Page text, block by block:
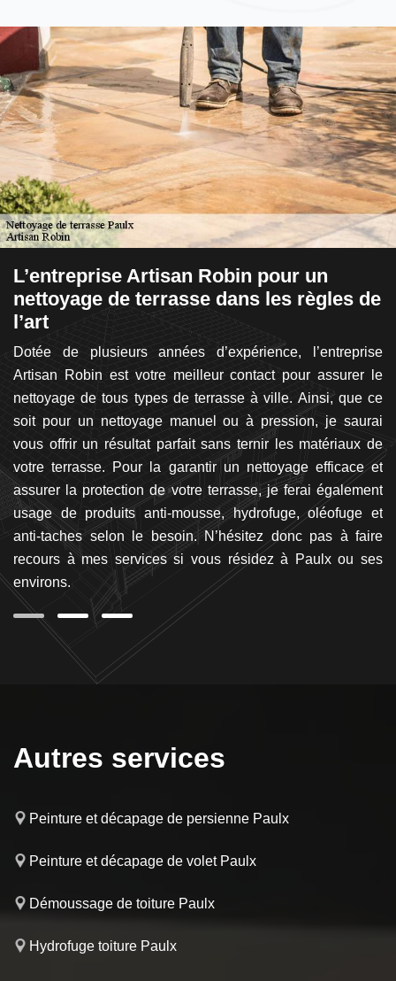
L’entreprise Artisan Robin pour un
nettoyage de terrasse dans les règles de
l’art
Dotée de plusieurs années d’expérience, l’entreprise
Artisan Robin est votre meilleur contact pour assurer le
nettoyage de tous types de terrasse à ville. Ainsi, que ce
soit pour un nettoyage manuel ou à pression, je saurai
vous offrir un résultat parfait sans ternir les matériaux de
votre terrasse. Pour la garantir un nettoyage efficace et
assurer la protection de votre terrasse, je ferai également
usage de produits anti-mousse, hydrofuge, oléofuge et
anti-taches selon le besoin. N’hésitez donc pas à faire
recours à mes services si vous résidez à Paulx ou ses
environs.
Autres services
Peinture et décapage de persienne Paulx
Peinture et décapage de volet Paulx
Démoussage de toiture Paulx
Hydrofuge toiture Paulx